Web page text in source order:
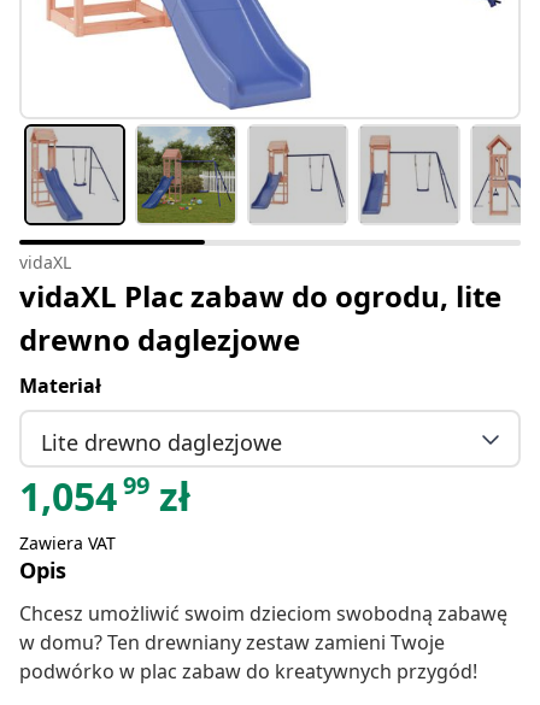
vidaXL
vidaXL Plac zabaw do ogrodu, lite
drewno daglezjowe
Materiał
Lite drewno daglezjowe
1,05499 zł
Zawiera VAT
Opis
Chcesz umożliwić swoim dzieciom swobodną zabawę
w domu? Ten drewniany zestaw zamieni Twoje
podwórko w plac zabaw do kreatywnych przygód!